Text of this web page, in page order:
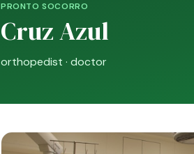
PRONTO SOCORRO
Cruz Azul
orthopedist · doctor